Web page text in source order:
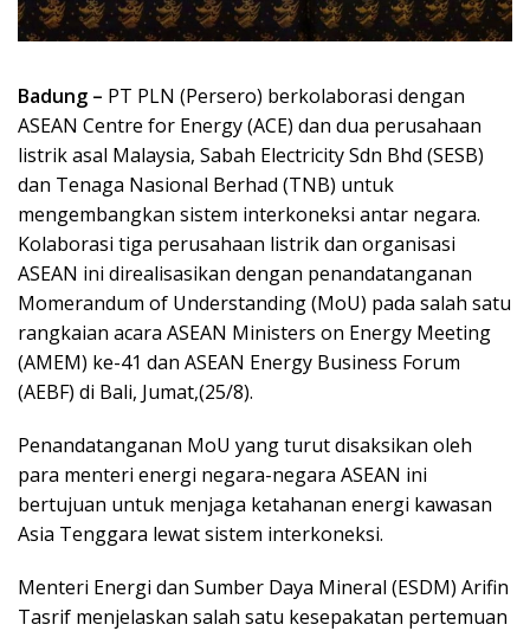
Badung – PT PLN (Persero) berkolaborasi dengan
ASEAN Centre for Energy (ACE) dan dua perusahaan
listrik asal Malaysia, Sabah Electricity Sdn Bhd (SESB)
dan Tenaga Nasional Berhad (TNB) untuk
mengembangkan sistem interkoneksi antar negara.
Kolaborasi tiga perusahaan listrik dan organisasi
ASEAN ini direalisasikan dengan penandatanganan
Momerandum of Understanding (MoU) pada salah satu
rangkaian acara ASEAN Ministers on Energy Meeting
(AMEM) ke-41 dan ASEAN Energy Business Forum
(AEBF) di Bali, Jumat,(25/8).
Penandatanganan MoU yang turut disaksikan oleh
para menteri energi negara-negara ASEAN ini
bertujuan untuk menjaga ketahanan energi kawasan
Asia Tenggara lewat sistem interkoneksi.
Menteri Energi dan Sumber Daya Mineral (ESDM) Arifin
Tasrif menjelaskan salah satu kesepakatan pertemuan